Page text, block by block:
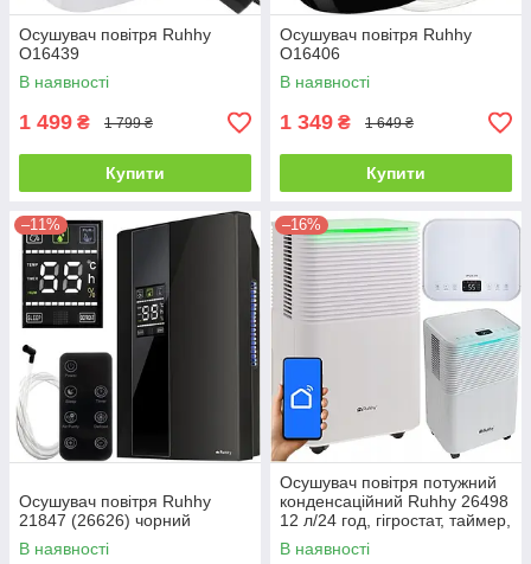
Осушувач повітря Ruhhy
O16439
В наявності
1 499 ₴ 1 799 ₴
Купити
Осушувач повітря Ruhhy
O16406
В наявності
1 349 ₴ 1 649 ₴
Купити
–11%
Осушувач повітря Ruhhy
21847 (26626) чорний
В наявності
–16%
Осушувач повітря потужний
конденсаційний Ruhhy 26498
12 л/24 год, гігростат, таймер,
WiFi
В наявності